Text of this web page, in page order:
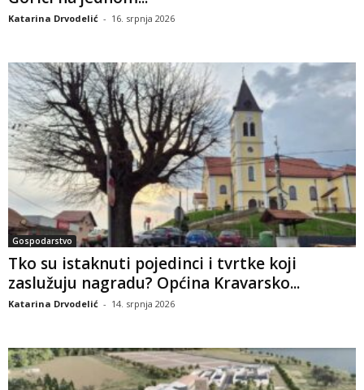
Katarina Drvodelić - 16. srpnja 2026
Gospodarstvo
Tko su istaknuti pojedinci i tvrtke koji
zaslužuju nagradu? Općina Kravarsko...
Katarina Drvodelić - 14. srpnja 2026